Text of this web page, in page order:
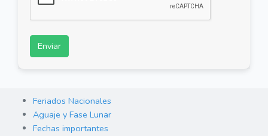
Enviar
Feriados Nacionales
Aguaje y Fase Lunar
Fechas importantes